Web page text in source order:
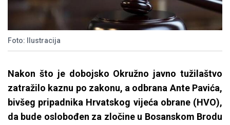
Foto: Ilustracija
Nakon što je dobojsko Okružno javno tužilaštvo
zatražilo kaznu po zakonu, a odbrana Ante Pavića,
bivšeg pripadnika Hrvatskog vijeća obrane (HVO),
da bude oslobođen za zločine u Bosanskom Brodu